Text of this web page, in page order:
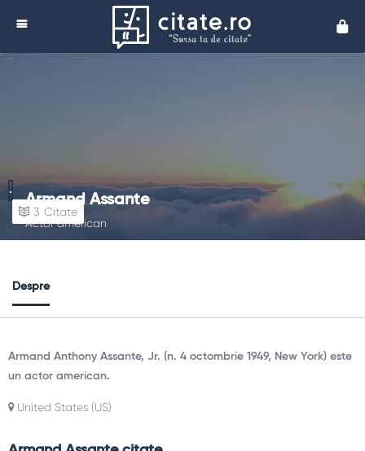
Armand Assante
Actor american
3 Citate
Despre
Armand Anthony Assante, Jr. (n. 4 octombrie 1949, New York) este
un actor american.
United States (US)